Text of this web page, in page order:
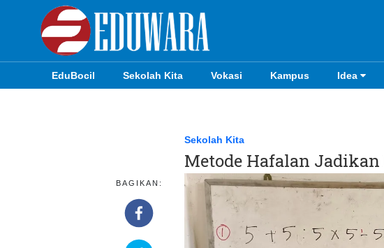
EduBocil Sekolah Kita Vokasi Kampus Idea
Sekolah Kita
Metode Hafalan
BAGIKAN: